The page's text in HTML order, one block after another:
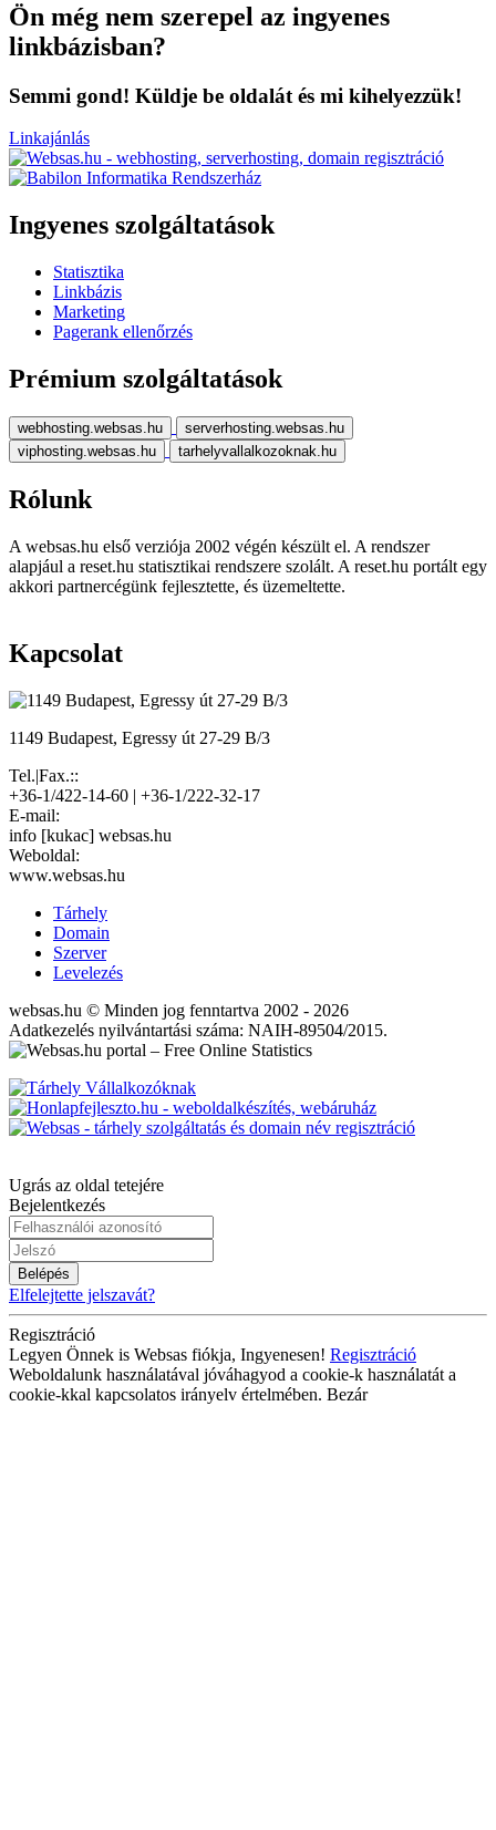
Ön még nem szerepel az ingyenes
linkbázisban?
Semmi gond! Küldje be oldalát és mi kihelyezzük!
Linkajánlás
Ingyenes szolgáltatások
Statisztika
Linkbázis
Marketing
Pagerank ellenőrzés
Prémium szolgáltatások
webhosting.websas.hu
serverhosting.websas.hu
viphosting.websas.hu
tarhelyvallalkozoknak.hu
Rólunk
A websas.hu első verziója 2002 végén készült el. A rendszer
alapjául a reset.hu statisztikai rendszere szolált. A reset.hu portált egy
akkori partnercégünk fejlesztette, és üzemeltette.
Kapcsolat
1149 Budapest, Egressy út 27-29 B/3
Tel.|Fax.::
+36-1/422-14-60 | +36-1/222-32-17
E-mail:
info [kukac] websas.hu
Weboldal:
www.websas.hu
Tárhely
Domain
Szerver
Levelezés
websas.hu © Minden jog fenntartva 2002 - 2026
Adatkezelés nyilvántartási száma: NAIH-89504/2015.
Ugrás az oldal tetejére
Bejelentkezés
Belépés
Elfelejtette jelszavát?
Regisztráció
Legyen Önnek is Websas fiókja, Ingyenesen! Regisztráció
Weboldalunk használatával jóváhagyod a cookie-k használatát a
cookie-kkal kapcsolatos irányelv értelmében. Bezár